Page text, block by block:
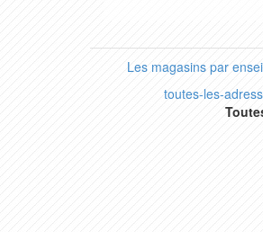
Les magasins par
toutes-les-